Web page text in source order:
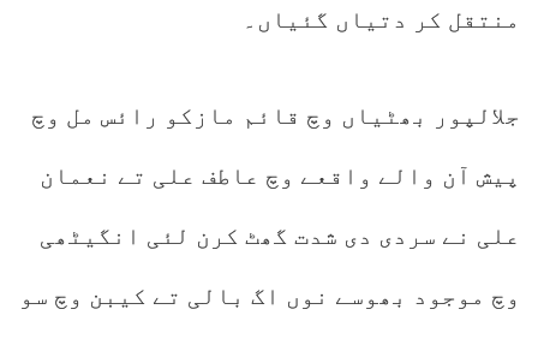
منتقل کر دتیاں گئیاں۔
جلالپور بھٹیاں وچ قائم مازکو رائس مل وچ
پیش آن والے واقعے وچ عاطف علی تے نعمان
علی نے سردی دی شدت گھٹ کرن لئی انگیٹھی
وچ موجود بھوسے نوں اگ بالی تے کیبن وچ سو